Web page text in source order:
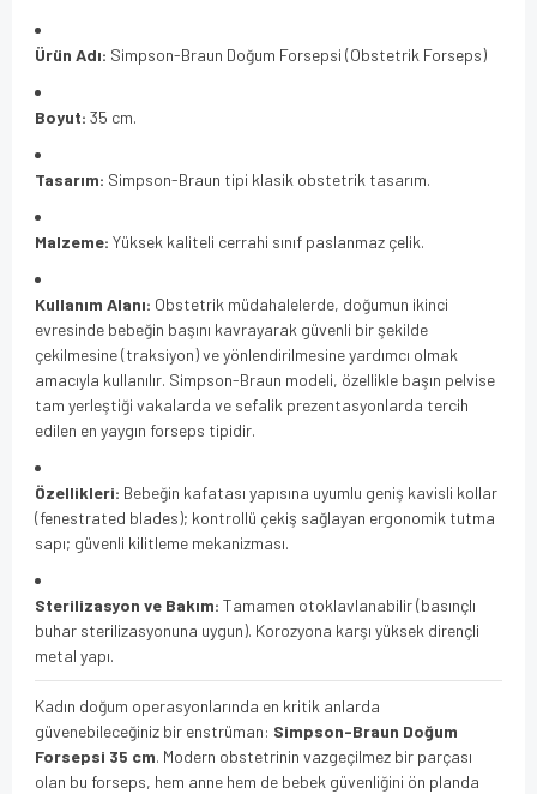
Ürün Adı: Simpson-Braun Doğum Forsepsi (Obstetrik Forseps)
Boyut: 35 cm.
Tasarım: Simpson-Braun tipi klasik obstetrik tasarım.
Malzeme: Yüksek kaliteli cerrahi sınıf paslanmaz çelik.
Kullanım Alanı: Obstetrik müdahalelerde, doğumun ikinci
evresinde bebeğin başını kavrayarak güvenli bir şekilde
çekilmesine (traksiyon) ve yönlendirilmesine yardımcı olmak
amacıyla kullanılır. Simpson-Braun modeli, özellikle başın pelvise
tam yerleştiği vakalarda ve sefalik prezentasyonlarda tercih
edilen en yaygın forseps tipidir.
Özellikleri: Bebeğin kafatası yapısına uyumlu geniş kavisli kollar
(fenestrated blades); kontrollü çekiş sağlayan ergonomik tutma
sapı; güvenli kilitleme mekanizması.
Sterilizasyon ve Bakım: Tamamen otoklavlanabilir (basınçlı
buhar sterilizasyonuna uygun). Korozyona karşı yüksek dirençli
metal yapı.
Kadın doğum operasyonlarında en kritik anlarda
güvenebileceğiniz bir enstrüman: Simpson-Braun Doğum
Forsepsi 35 cm. Modern obstetrinin vazgeçilmez bir parçası
olan bu forseps, hem anne hem de bebek güvenliğini ön planda